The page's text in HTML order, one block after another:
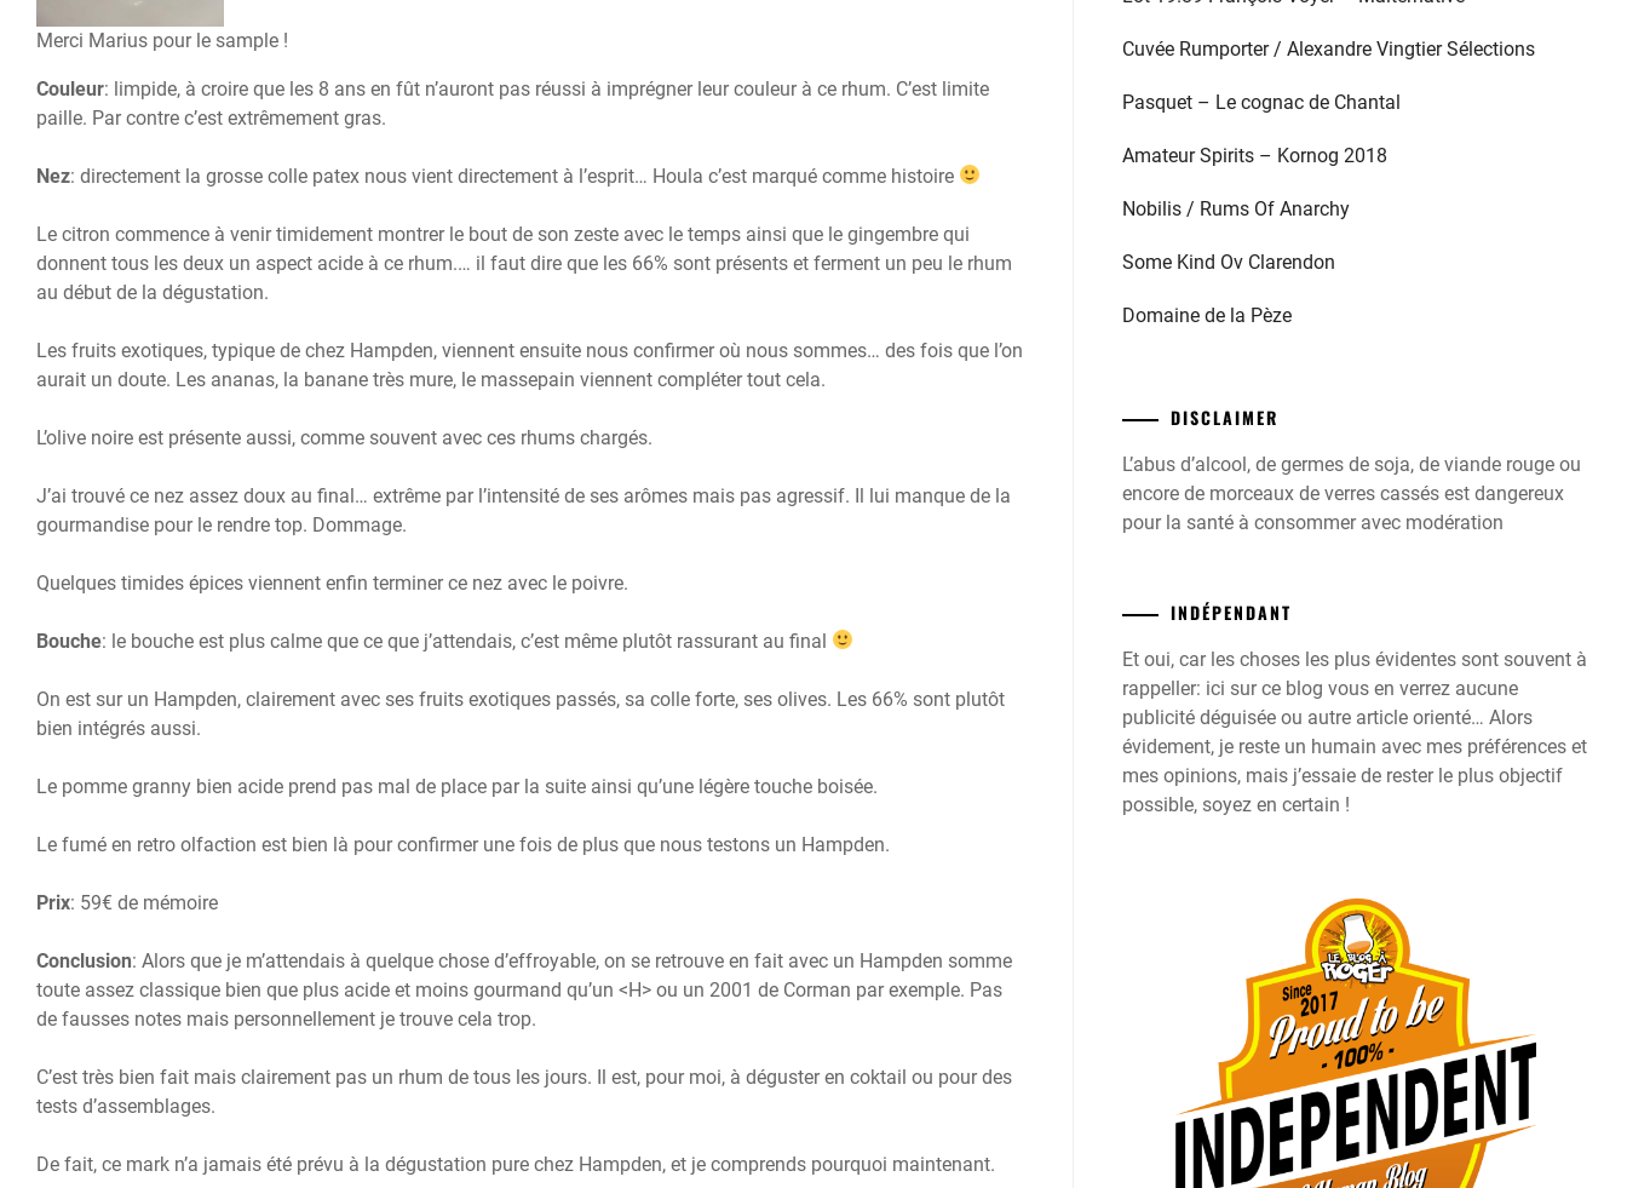
Merci Marius pour le sample !
Couleur: limpide, à croire que les 8 ans en fût n’auront pas réussi à imprégner leur couleur à ce rhum. C’est limite
paille. Par contre c’est extrêmement gras.
Nez: directement la grosse colle patex nous vient directement à l’esprit… Houla c’est marqué comme histoire
Le citron commence à venir timidement montrer le bout de son zeste avec le temps ainsi que le gingembre qui
donnent tous les deux un aspect acide à ce rhum.… il faut dire que les 66% sont présents et ferment un peu le rhum
au début de la dégustation.
Les fruits exotiques, typique de chez Hampden, viennent ensuite nous confirmer où nous sommes… des fois que l’on
aurait un doute. Les ananas, la banane très mure, le massepain viennent compléter tout cela.
L’olive noire est présente aussi, comme souvent avec ces rhums chargés.
J’ai trouvé ce nez assez doux au final… extrême par l’intensité de ses arômes mais pas agressif. Il lui manque de la
gourmandise pour le rendre top. Dommage.
Quelques timides épices viennent enfin terminer ce nez avec le poivre.
Bouche: le bouche est plus calme que ce que j’attendais, c’est même plutôt rassurant au final
On est sur un Hampden, clairement avec ses fruits exotiques passés, sa colle forte, ses olives. Les 66% sont plutôt
bien intégrés aussi.
Le pomme granny bien acide prend pas mal de place par la suite ainsi qu’une légère touche boisée.
Le fumé en retro olfaction est bien là pour confirmer une fois de plus que nous testons un Hampden.
Prix: 59€ de mémoire
Conclusion: Alors que je m’attendais à quelque chose d’effroyable, on se retrouve en fait avec un Hampden somme
toute assez classique bien que plus acide et moins gourmand qu’un <H> ou un 2001 de Corman par exemple. Pas
de fausses notes mais personnellement je trouve cela trop.
C’est très bien fait mais clairement pas un rhum de tous les jours. Il est, pour moi, à déguster en coktail ou pour des
tests d’assemblages.
De fait, ce mark n’a jamais été prévu à la dégustation pure chez Hampden, et je comprends pourquoi maintenant.
Cuvée Rumporter / Alexandre Vingtier Sélections
Pasquet – Le cognac de Chantal
Amateur Spirits – Kornog 2018
Nobilis / Rums Of Anarchy
Some Kind Ov Clarendon
Domaine de la Pèze
DISCLAIMER
L’abus d’alcool, de germes de soja, de viande rouge ou
encore de morceaux de verres cassés est dangereux
pour la santé à consommer avec modération
INDÉPENDANT
Et oui, car les choses les plus évidentes sont souvent à
rappeller: ici sur ce blog vous en verrez aucune
publicité déguisée ou autre article orienté… Alors
évidement, je reste un humain avec mes préférences et
mes opinions, mais j’essaie de rester le plus objectif
possible, soyez en certain !